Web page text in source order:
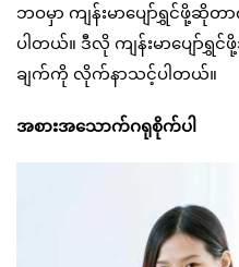
ဘဝမှာ ကျန်းမာပျော်ရွှင်ဖို့ဆို
ပါတယ်။ ဒီလို ကျန်းမာပျော်
ချက်ကို လိုက်နာသင့်ပါတယ်။
အစားအသောက်ဂရုစိုက်ပါ